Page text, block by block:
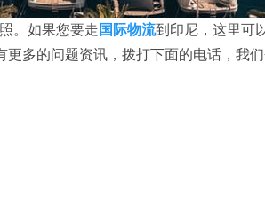
。如果您要走 国际物流到印尼，这里可
多的问题资讯，拨打下面的电话，我们